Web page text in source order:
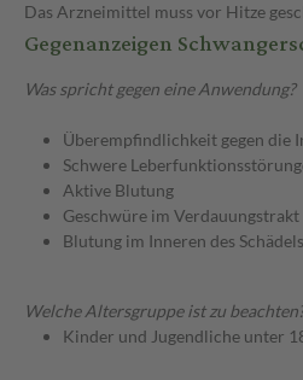
Das Arzneimittel muss vor Hitze
Gegenanzeigen
Was spricht gegen eine Anwendung?
Überempfindlichkeit gegen die
Schwere
Aktive Blutung
Geschwüre im Verdauungstrakt
Blutung im Inneren des Schädels
Welche Altersgruppe ist zu
Kinder und Jugendliche unter